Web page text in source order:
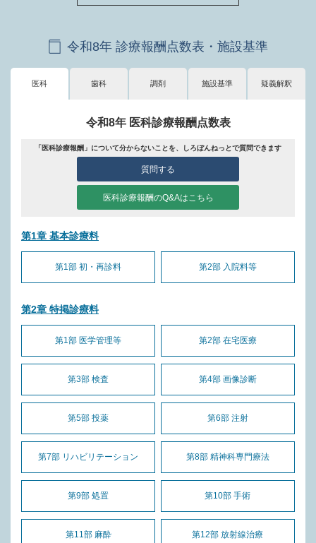
令和8年 診療報酬点数表・施設基準
医科
令和8年 医科診療報酬点数表
「医科診療報酬」について分からないことを、しろぼんねっとで質問できます
質問する
医科診療報酬のQ&Aはこちら
第1章 基本診療料
第1部 初・再診料 第2部 入院料等
第2章 特掲診療料
第1部 医学管理等 第2部 在宅医療
第3部 検査 第4部 画像診断
第5部 投薬 第6部 注射
第7部 リハビリテーション 第8部 精神科専門療法
第9部 処置 第10部 手術
第11部 麻酔 第12部 放射線治療
歯科 調剤 施設基準 疑義解釈